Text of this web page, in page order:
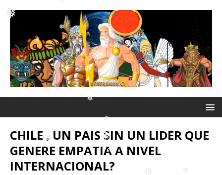
❅
❅❅
❅
❅
❅
❅
CHILE , UN PAIS SIN UN LIDER QUE
GENERE EMPATIA A NIVEL
INTERNACIONAL?